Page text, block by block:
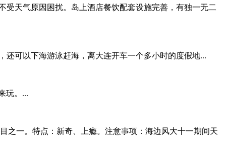
受天气原因困扰。岛上酒店餐饮配套设施完善，有独一无二
还可以下海游泳赶海，离大连开车一个多小时的度假地...
玩。...
之一。特点：新奇、上瘾。注意事项：海边风大十一期间天